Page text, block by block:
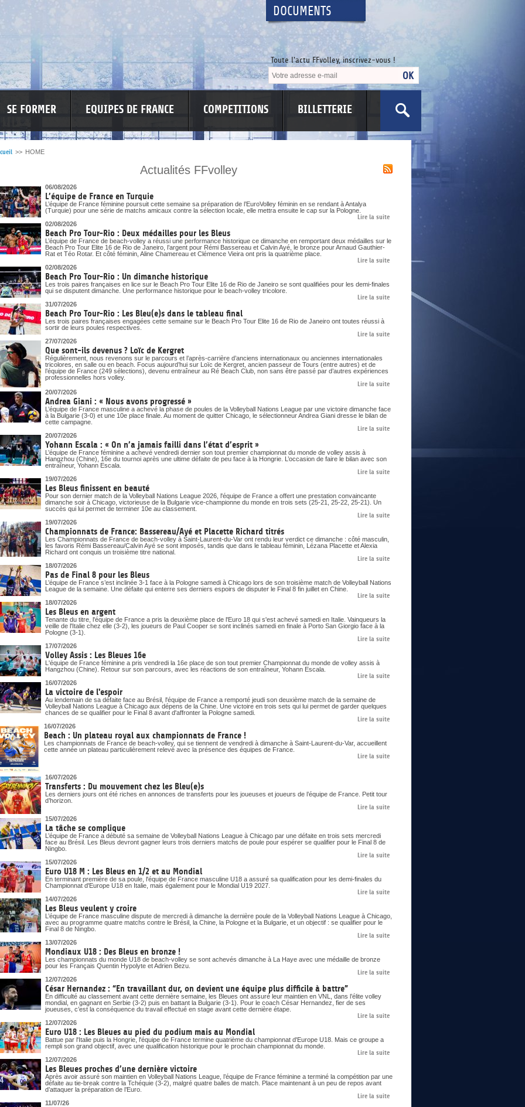
DOCUMENTS
Toute l'actu FFvolley, inscrivez-vous !
SE FORMER EQUIPES DE FRANCE COMPETITIONS BILLETTERIE
INFORMATIONS CORONAVIRUS
SITUATION SANITAIRE
COVID-19
>> HOME
Actualités FFvolley
06/08/2026
L’équipe de France en Turquie
L’équipe de France féminine poursuit cette semaine sa préparation de l’EuroVolley féminin en se rendant à Antalya
(Turquie) pour une série de matchs amicaux contre la sélection locale, elle mettra ensuite le cap sur la Pologne.
Lire la suite
02/08/2026
Beach Pro Tour-Rio : Deux médailles pour les Bleus
L’équipe de France de beach-volley a réussi une performance historique ce dimanche en remportant deux médailles sur le
Beach Pro Tour Elite 16 de Rio de Janeiro, l’argent pour Rémi Bassereau et Calvin Ayé, le bronze pour Arnaud Gauthier-
Rat et Téo Rotar. Et côté féminin, Aline Chamereau et Clémence Vieira ont pris la quatrième place.
Lire la suite
02/08/2026
Beach Pro Tour-Rio : Un dimanche historique
Les trois paires françaises en lice sur le Beach Pro Tour Elite 16 de Rio de Janeiro se sont qualifiées pour les demi-finales
qui se disputent dimanche. Une performance historique pour le beach-volley tricolore.
Lire la suite
31/07/2026
Beach Pro Tour-Rio : Les Bleu(e)s dans le tableau final
Les trois paires françaises engagées cette semaine sur le Beach Pro Tour Elite 16 de Rio de Janeiro ont toutes réussi à
sortir de leurs poules respectives.
Lire la suite
27/07/2026
Que sont-ils devenus ? Loïc de Kergret
Régulièrement, nous revenons sur le parcours et l’après-carrière d’anciens internationaux ou anciennes internationales
tricolores, en salle ou en beach. Focus aujourd’hui sur Loïc de Kergret, ancien passeur de Tours (entre autres) et de
l’équipe de France (249 sélections), devenu entraîneur au Ré Beach Club, non sans être passé par d’autres expériences
professionnelles hors volley.
Lire la suite
20/07/2026
Andrea Giani : « Nous avons progressé »
L’équipe de France masculine a achevé la phase de poules de la Volleyball Nations League par une victoire dimanche face
à la Bulgarie (3-0) et une 10e place finale. Au moment de quitter Chicago, le sélectionneur Andrea Giani dresse le bilan de
cette campagne.
Lire la suite
20/07/2026
Yohann Escala : « On n’a jamais failli dans l’état d’esprit »
L’équipe de France féminine a achevé vendredi dernier son tout premier championnat du monde de volley assis à
Hangzhou (Chine), 16e du tournoi après une ultime défaite de peu face à la Hongrie. L’occasion de faire le bilan avec son
entraîneur, Yohann Escala.
Lire la suite
19/07/2026
Les Bleus finissent en beauté
Pour son dernier match de la Volleyball Nations League 2026, l'équipe de France a offert une prestation convaincante
dimanche soir à Chicago, victorieuse de la Bulgarie vice-championne du monde en trois sets (25-21, 25-22, 25-21). Un
succès qui lui permet de terminer 10e au classement.
Lire la suite
19/07/2026
Championnats de France: Bassereau/Ayé et Placette Richard titrés
Les Championnats de France de beach-volley à Saint-Laurent-du-Var ont rendu leur verdict ce dimanche : côté masculin,
les favoris Rémi Bassereau/Calvin Ayé se sont imposés, tandis que dans le tableau féminin, Lézana Placette et Alexia
Richard ont conquis un troisième titre national.
Lire la suite
18/07/2026
Pas de Final 8 pour les Bleus
L’équipe de France s’est inclinée 3-1 face à la Pologne samedi à Chicago lors de son troisième match de Volleyball Nations
League de la semaine. Une défaite qui enterre ses derniers espoirs de disputer le Final 8 fin juillet en Chine.
Lire la suite
18/07/2026
Les Bleus en argent
Tenante du titre, l'équipe de France a pris la deuxième place de l'Euro 18 qui s'est achevé samedi en Italie. Vainqueurs la
veille de l'Italie chez elle (3-2), les joueurs de Paul Cooper se sont inclinés samedi en finale à Porto San Giorgio face à la
Pologne (3-1).
Lire la suite
17/07/2026
Volley Assis : Les Bleues 16e
L'équipe de France féminine a pris vendredi la 16e place de son tout premier Championnat du monde de volley assis à
Hangzhou (Chine). Retour sur son parcours, avec les réactions de son entraîneur, Yohann Escala.
Lire la suite
16/07/2026
La victoire de l'espoir
Au lendemain de sa défaite face au Brésil, l'équipe de France a remporté jeudi son deuxième match de la semaine de
Volleyball Nations League à Chicago aux dépens de la Chine. Une victoire en trois sets qui lui permet de garder quelques
chances de se qualifier pour le Final 8 avant d'affronter la Pologne samedi.
Lire la suite
16/07/2026
Beach : Un plateau royal aux championnats de France !
Les championnats de France de beach-volley, qui se tiennent de vendredi à dimanche à Saint-Laurent-du-Var, accueillent
cette année un plateau particulièrement relevé avec la présence des équipes de France.
Lire la suite
16/07/2026
Transferts : Du mouvement chez les Bleu(e)s
Les derniers jours ont été riches en annonces de transferts pour les joueuses et joueurs de l’équipe de France. Petit tour
d’horizon.
Lire la suite
15/07/2026
La tâche se complique
L’équipe de France a débuté sa semaine de Volleyball Nations League à Chicago par une défaite en trois sets mercredi
face au Brésil. Les Bleus devront gagner leurs trois derniers matchs de poule pour espérer se qualifier pour le Final 8 de
Ningbo.
Lire la suite
15/07/2026
Euro U18 M : Les Bleus en 1/2 et au Mondial
En terminant première de sa poule, l'équipe de France masculine U18 a assuré sa qualification pour les demi-finales du
Championnat d'Europe U18 en Italie, mais également pour le Mondial U19 2027.
Lire la suite
14/07/2026
Les Bleus veulent y croire
L’équipe de France masculine dispute de mercredi à dimanche la dernière poule de la Volleyball Nations League à Chicago,
avec au programme quatre matchs contre le Brésil, la Chine, la Pologne et la Bulgarie, et un objectif : se qualifier pour le
Final 8 de Ningbo.
Lire la suite
13/07/2026
Mondiaux U18 : Des Bleus en bronze !
Les championnats du monde U18 de beach-volley se sont achevés dimanche à La Haye avec une médaille de bronze
pour les Français Quentin Hypolyte et Adrien Bezu.
Lire la suite
12/07/2026
César Hernandez : “En travaillant dur, on devient une équipe plus difficile à battre”
En difficulté au classement avant cette dernière semaine, les Bleues ont assuré leur maintien en VNL, dans l’élite volley
mondial, en gagnant en Serbie (3-2) puis en battant la Bulgarie (3-1). Pour le coach César Hernandez, fier de ses
joueuses, c’est la conséquence du travail effectué en stage avant cette dernière étape.
Lire la suite
12/07/2026
Euro U18 : Les Bleues au pied du podium mais au Mondial
Battue par l'Italie puis la Hongrie, l'équipe de France termine quatrième du championnat d'Europe U18. Mais ce groupe a
rempli son grand objectif, avec une qualification historique pour le prochain championnat du monde.
Lire la suite
12/07/2026
Les Bleues proches d’une dernière victoire
Après avoir assuré son maintien en Volleyball Nations League, l’équipe de France féminine a terminé la compétition par une
défaite au tie-break contre la Tchéquie (3-2), malgré quatre balles de match. Place maintenant à un peu de repos avant
d’attaquer la préparation de l’Euro.
Lire la suite
11/07/26